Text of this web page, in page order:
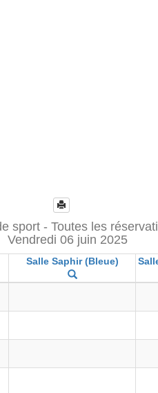
sport - Toutes les
Vendredi 06 juin 2025
Salle Saphir (Bleue)